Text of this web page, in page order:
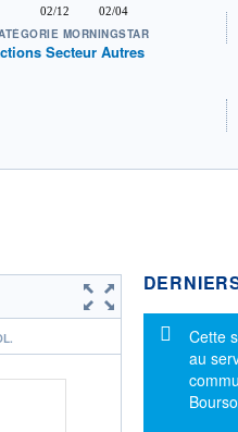
02/12 02/04
MORNINGSTAR
Secteur Autres
Cette
au